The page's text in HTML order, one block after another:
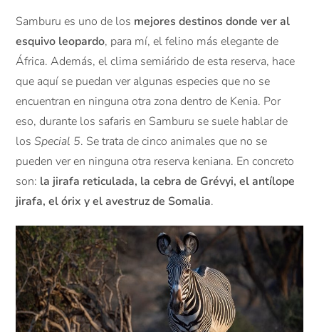
Samburu es uno de los mejores destinos donde ver al
esquivo leopardo, para mí, el felino más elegante de
África. Además, el clima semiárido de esta reserva, hace
que aquí se puedan ver algunas especies que no se
encuentran en ninguna otra zona dentro de Kenia. Por
eso, durante los safaris en Samburu se suele hablar de
losSpecial 5. Se trata de cinco animales que no se
pueden ver en ninguna otra reserva keniana. En concreto
son: la jirafa reticulada, la cebra de Grévyi, el antílope
jirafa, el órix y el avestruz de Somalia.